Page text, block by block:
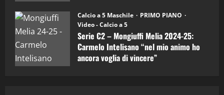
Calcio a 5 Maschile
PRIMO PIANO
Video - Calcio a 5
Serie C2 – Mongiuffi Melia 2024-25:
Carmelo Intelisano “nel mio animo ho
ancora voglia di vincere”
“SportEmpire” in Podcast: 30^ Puntata
(Martedi 05 Maggio 2026)
08/05/2026